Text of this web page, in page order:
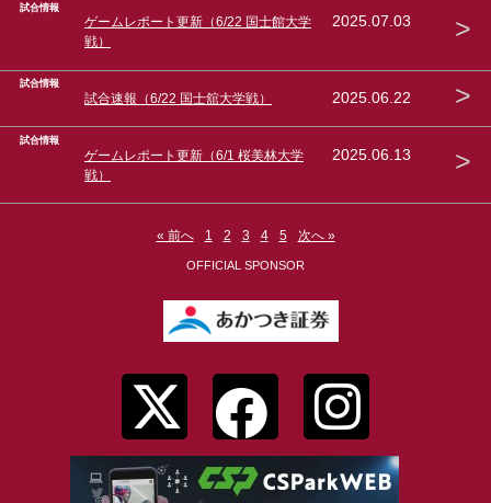
試合情報
ゲームレポート更新（6/22 国士館大学
戦）
2025.07.03 >
試合情報
試合速報（6/22 国士舘大学戦） 2025.06.22 >
試合情報
ゲームレポート更新（6/1 桜美林大学
戦）
2025.06.13 >
« 前へ 1 2 3 4 5 次へ »
OFFICIAL SPONSOR